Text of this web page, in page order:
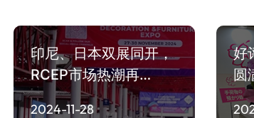
印尼、日本双展同开，
RCEP市场热潮再…
2024-11-28
好
圆